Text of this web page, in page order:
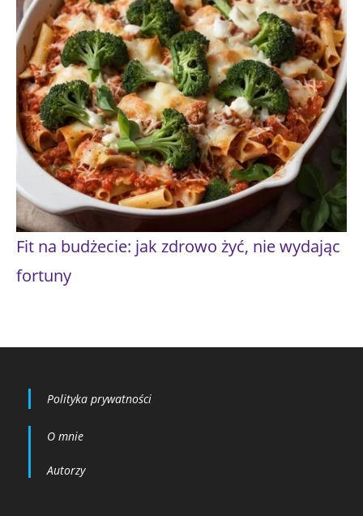
Fit na budżecie: jak zdrowo żyć, nie wydając
fortuny
Polityka prywatności
O mnie
Autorzy